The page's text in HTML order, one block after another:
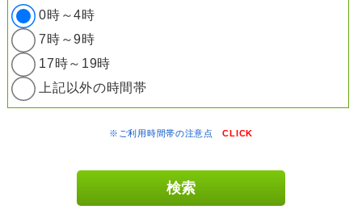
0時～4時
7時～9時
17時～19時
上記以外の時間帯
※ご利用時間帯の注意点CLICK